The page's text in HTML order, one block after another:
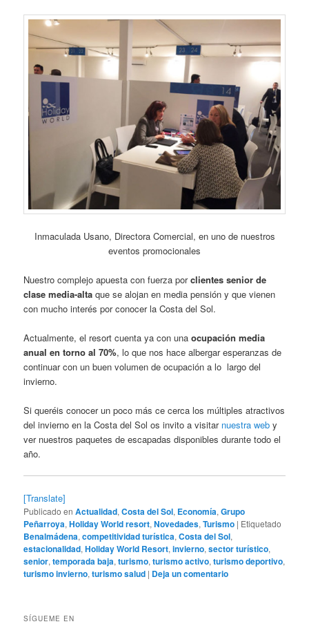
Inmaculada Usano, Directora Comercial, en uno de nuestros
eventos promocionales
Nuestro complejo apuesta con fuerza porclientes senior de
clase media-alta que se alojan en media pensión y que vienen
con mucho interés por conocer la Costa del Sol.
Actualmente, el resort cuenta ya con unaocupación media
anual en torno al 70%, lo que nos hace albergar esperanzas de
continuar con un buen volumen de ocupación a lo largo del
invierno.
Si queréis conocer un poco más ce cerca los múltiples atractivos
del invierno en la Costa del Sol os invito a visitar nuestra web y
ver nuestros paquetes de escapadas disponibles durante todo el
año.
[Translate]
Publicado en Actualidad,Costa del Sol, Economía,Grupo
Peñarroya,Holiday World resort,Novedades,Turismo | Etiquetado
Benalmádena,competitividad turística,Costa del Sol,
estacionalidad,Holiday World Resort,invierno,sector turístico,
senior,temporada baja,turismo,turismo activo,turismo deportivo,
turismo invierno,turismo salud | Deja un comentario
SÍGUEME EN